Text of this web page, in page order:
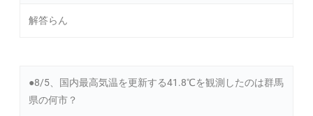
解答らん
●8/5、国内最高気温を更新する41.8℃を観測したのは群馬
県の何市？